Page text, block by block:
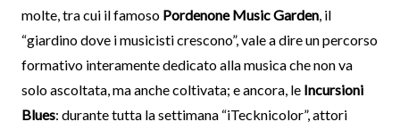
molte, tra cui il famoso Pordenone Music Garden, il
“giardino dove i musicisti crescono”, vale a dire un percorso
formativo interamente dedicato alla musica che non va
solo ascoltata, ma anche coltivata; e ancora, le Incursioni
Blues: durante tutta la settimana “iTecknicolor”, attori